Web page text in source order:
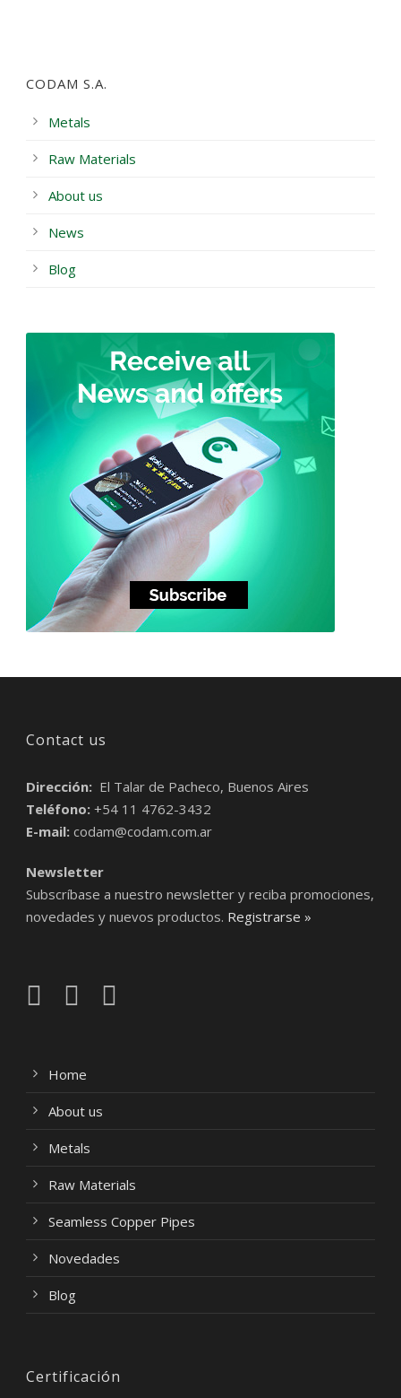
CODAM S.A.
Metals
Raw Materials
About us
News
Blog
Contact us
Dirección: El Talar de Pacheco, Buenos Aires
Teléfono: +54 11 4762-3432
E-mail: codam@codam.com.ar
Newsletter
Subscríbase a nuestro newsletter y reciba promociones,
novedades y nuevos productos. Registrarse »
Home
About us
Metals
Raw Materials
Seamless Copper Pipes
Novedades
Blog
Certificación